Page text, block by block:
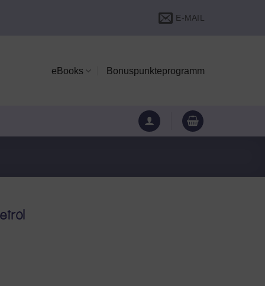
E-MAIL
eBooks Bonuspunkteprogramm